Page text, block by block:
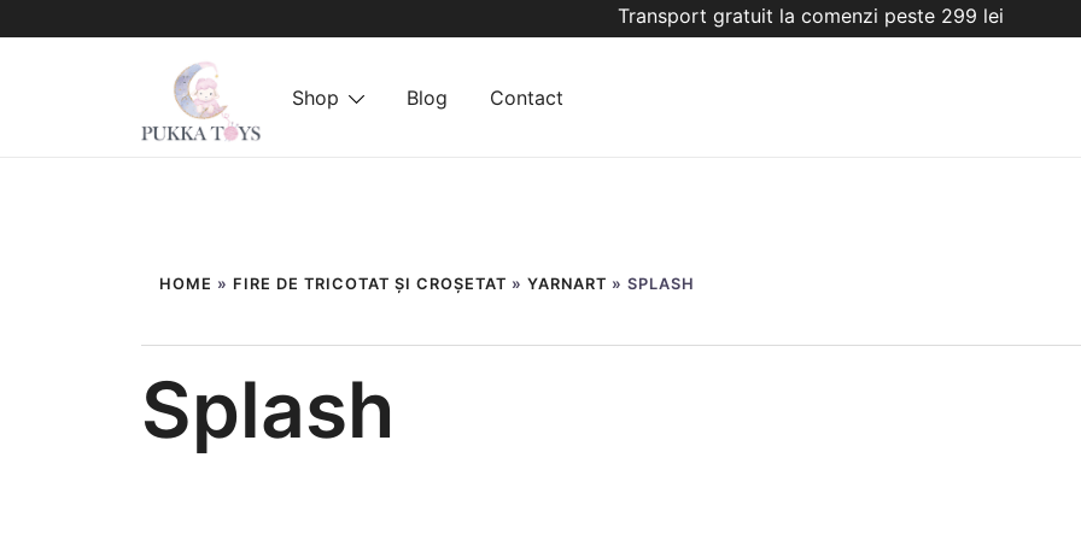
Transport gratuit la comenzi peste 299 lei
Shop Blog Contact
HOME » FIRE DE TRICOTAT ȘI CROȘETAT » YARNART » SPLASH
Splash